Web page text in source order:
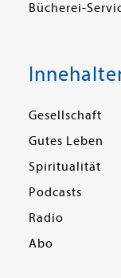
Bücherei-
Gesellschaft
Gutes Leben
Spiritualität
Podcasts
Radio
Abo